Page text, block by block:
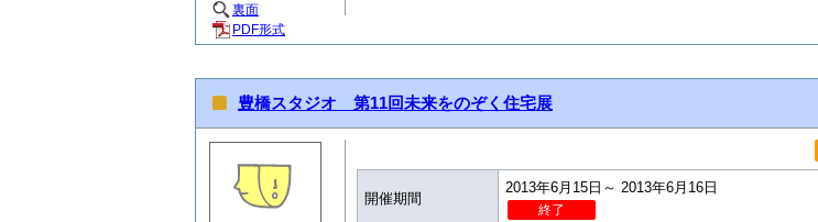
裏面
PDF形式
豊橋スタジオ 第11回未来をのぞく住宅展
開催期間
2013年6月15日～ 2013年6月16日
終了